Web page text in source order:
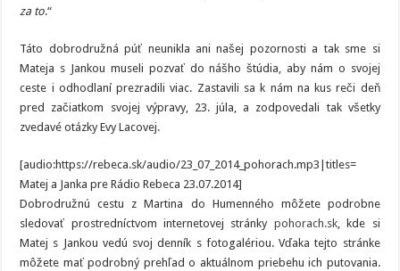
za to.“
Táto dobrodružná púť neunikla ani našej pozornosti a tak sme si
Mateja s Jankou museli pozvať do nášho štúdia, aby nám o svojej
ceste i odhodlaní prezradili viac. Zastavili sa k nám na kus reči deň
pred začiatkom svojej výpravy, 23. júla, a zodpovedali tak všetky
zvedavé otázky Evy Lacovej.
[audio:https://rebeca.sk/audio/23_07_2014_pohorach.mp3|titles=
Matej a Janka pre Rádio Rebeca 23.07.2014]
Dobrodružnú cestu z Martina do Humenného môžete podrobne
sledovať prostredníctvom internetovej stránky pohorach.sk, kde si
Matej s Jankou vedú svoj denník s fotogalériou. Vďaka tejto stránke
môžete mať podrobný prehľad o aktuálnom priebehu ich putovania.